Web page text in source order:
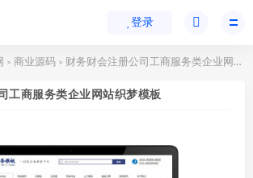
登录
> 商业源码 > 财务财会注册公司工商服务类企业网站织梦模板
工商服务类企业网站织梦模板